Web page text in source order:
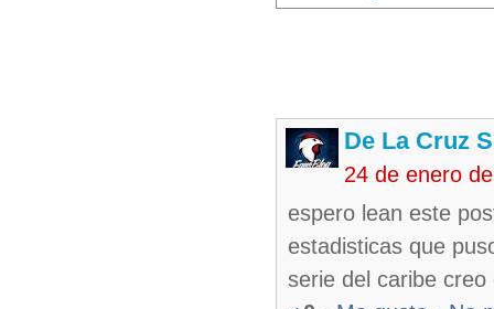
De La Cruz
24 de enero
espero lean este
estadisticas que
serie del caribe